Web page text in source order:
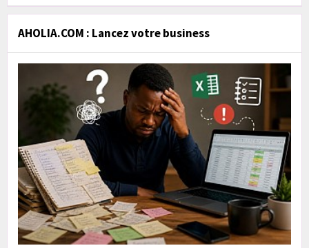
AHOLIA.COM : Lancez votre business